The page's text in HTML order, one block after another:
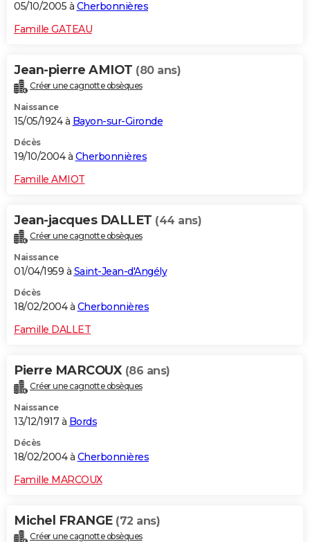
05/10/2005 à Cherbonnières
Famille GATEAU
Jean-pierre AMIOT (80 ans)
Créer une cagnotte obsèques
Naissance
15/05/1924 à Bayon-sur-Gironde
Décès
19/10/2004 à Cherbonnières
Famille AMIOT
Jean-jacques DALLET (44 ans)
Créer une cagnotte obsèques
Naissance
01/04/1959 à Saint-Jean-d'Angély
Décès
18/02/2004 à Cherbonnières
Famille DALLET
Pierre MARCOUX (86 ans)
Créer une cagnotte obsèques
Naissance
13/12/1917 à Bords
Décès
18/02/2004 à Cherbonnières
Famille MARCOUX
Michel FRANGE (72 ans)
Créer une cagnotte obsèques